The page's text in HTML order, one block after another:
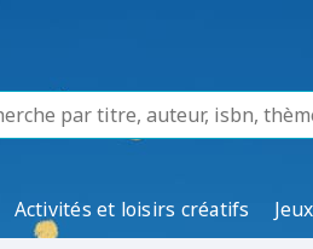
Activités et loisirs créatifs